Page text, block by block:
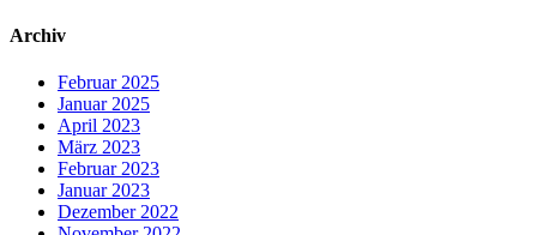
Archiv
Februar 2025
Januar 2025
April 2023
März 2023
Februar 2023
Januar 2023
Dezember 2022